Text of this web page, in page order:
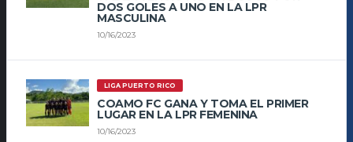
DOS GOLES A UNO EN LA LPR
MASCULINA
10/16/2023
LIGA PUERTO RICO
COAMO FC GANA Y TOMA EL PRIMER
LUGAR EN LA LPR FEMENINA
10/16/2023